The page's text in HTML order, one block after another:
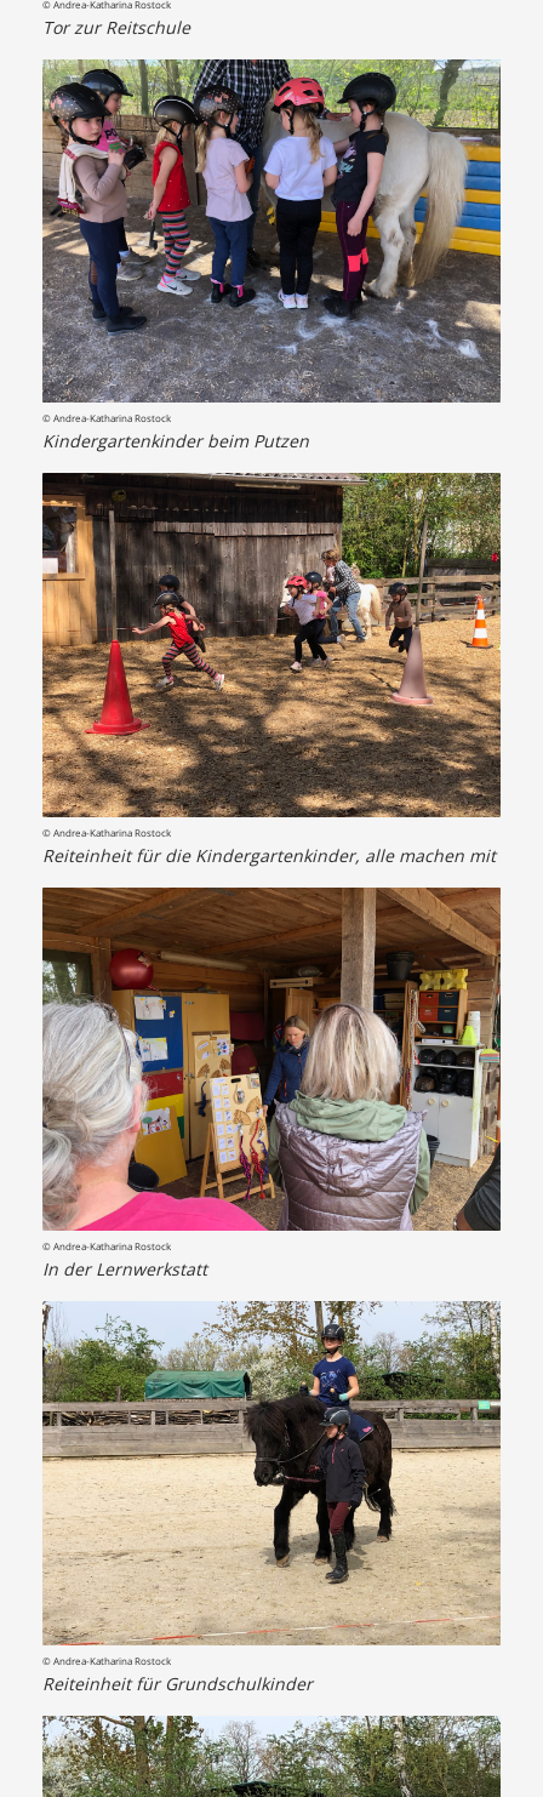
© Andrea-Katharina Rostock
Tor zur Reitschule
© Andrea-Katharina Rostock
Kindergartenkinder beim Putzen
© Andrea-Katharina Rostock
Reiteinheit für die Kindergartenkinder, alle machen mit
© Andrea-Katharina Rostock
In der Lernwerkstatt
© Andrea-Katharina Rostock
Reiteinheit für Grundschulkinder